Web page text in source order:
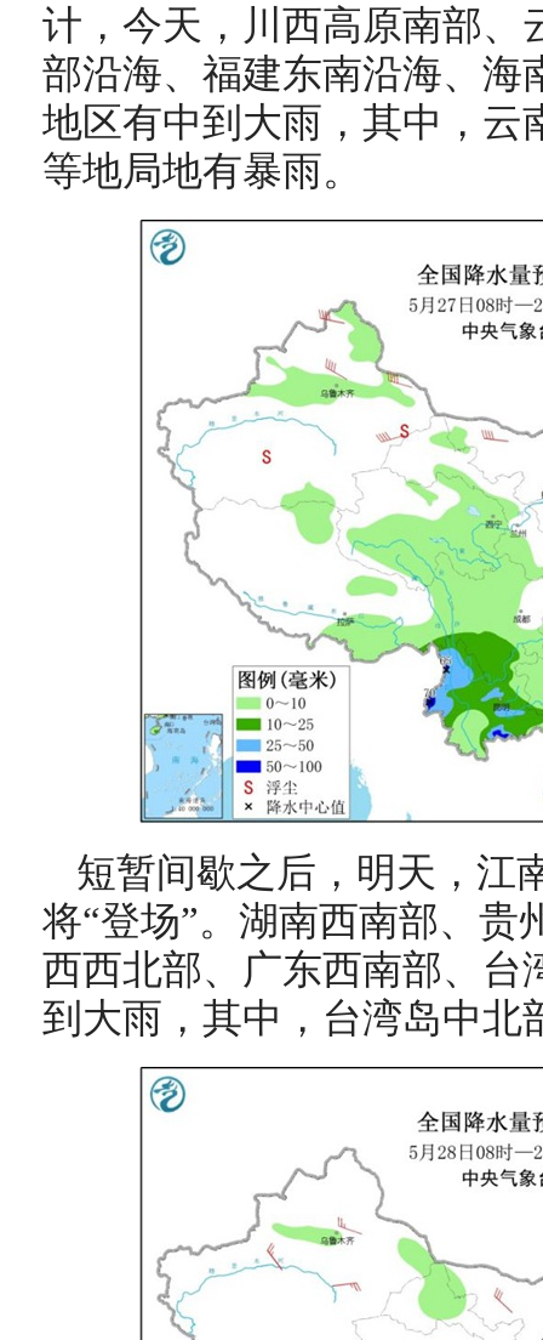
计，今天，川西高原南部、
部沿海、福建东南沿海、海
地区有中到大雨，其中，云
等地局地有暴雨。
短暂间歇之后，明天，江
将“登场”。湖南西南部、贵
西西北部、广东西南部、台
到大雨，其中，台湾岛中北